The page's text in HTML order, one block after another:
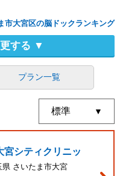
市大宮区の脳ドックランキング
する ▼
プラン一覧
宮シティクリニッ
県 さいたま市大宮